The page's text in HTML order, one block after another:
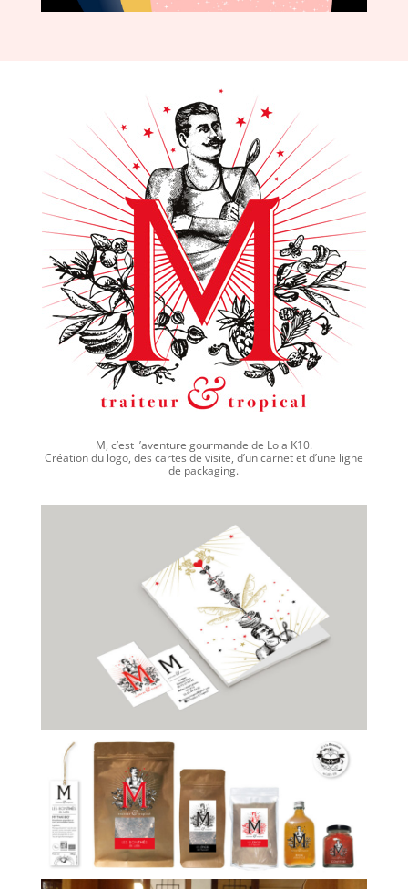
M, c’est l’aventure gourmande de Lola K10.
Création du logo, des cartes de visite, d’un carnet et d’une ligne
de packaging.